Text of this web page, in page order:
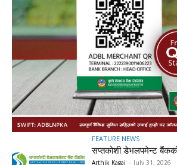
FEATURE NEWS
सप्तकोशी डेभलपमेन्ट
Arthik Kagaj - July 31, 2026